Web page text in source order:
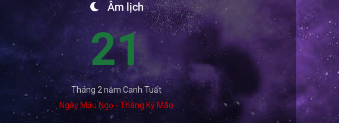
Âm lịch
21
Tháng 2 năm Canh Tuất
Ngày Mậu Ngọ - Tháng Kỷ Mão